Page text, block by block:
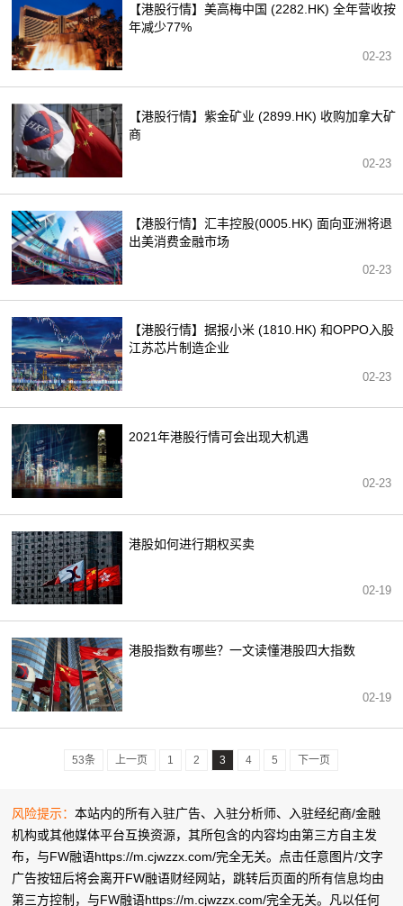
【港股行情】美高梅中国 (2282.HK) 全年营收按
年减少77%
02-23
【港股行情】紫金矿业 (2899.HK) 收购加拿大矿
商
02-23
【港股行情】汇丰控股(0005.HK) 面向亚洲将退
出美消费金融市场
02-23
【港股行情】据报小米 (1810.HK) 和OPPO入股
江苏芯片制造企业
02-23
2021年港股行情可会出现大机遇
02-23
港股如何进行期权买卖
02-19
港股指数有哪些？一文读懂港股四大指数
02-19
53条 上一页 1 2 3 4 5 下一页
风险提示：本站内的所有入驻广告、入驻分析师、入驻经纪商/金融
机构或其他媒体平台互换资源，其所包含的内容均由第三方自主发
布，与FW融语https://m.cjwzzx.com/完全无关。点击任意图片/文字
广告按钮后将会离开FW融语财经网站，跳转后页面的所有信息均由
第三方控制，与FW融语https://m.cjwzzx.com/完全无关。凡以任何